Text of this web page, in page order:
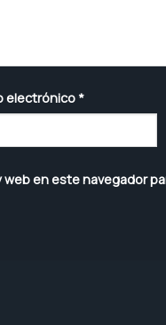
electrónico *
en este navegador